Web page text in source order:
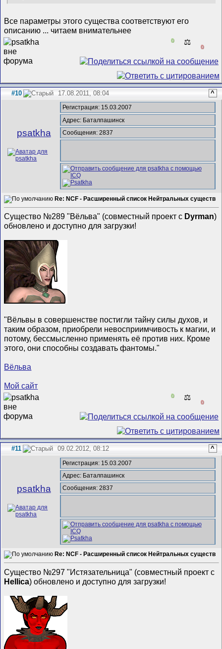
Все параметры этого существа соответствуют его
описанию ... читаем внимательнее
0 ⚖️
0
#10 17.08.2011, 08:04 ^
psatkha
Регистрация: 15.03.2007
Адрес: Баталпашинск
Сообщения: 2837
Re: NCF - Расширенный список Нейтральных существ
Существо №289 "Вёльва" (совместный проект с Dyrman)
обновлено и доступно для загрузки!
"Вёльвы в совершенстве постигли тайну силы духов, и
таким образом, приобрели невосприимчивость к магии, и
потому, бессмысленно применять её против них. Кроме
этого, они способны создавать фантомы."
Вёльва
Мой сайт
0 ⚖️
0
#11 09.02.2012, 08:12 ^
psatkha
Регистрация: 15.03.2007
Адрес: Баталпашинск
Сообщения: 2837
Re: NCF - Расширенный список Нейтральных существ
Существо №297 "Истязательница" (совместный проект с
Hellica) обновлено и доступно для загрузки!